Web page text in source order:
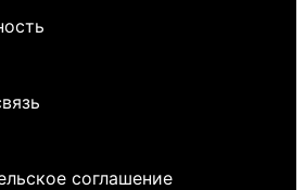
соглашение